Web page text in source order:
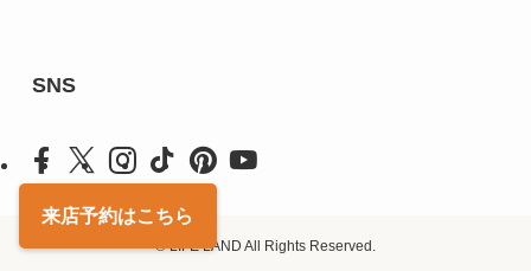
来店予約はこちら
SNS
©LIFE LAND All Rights Reserved.